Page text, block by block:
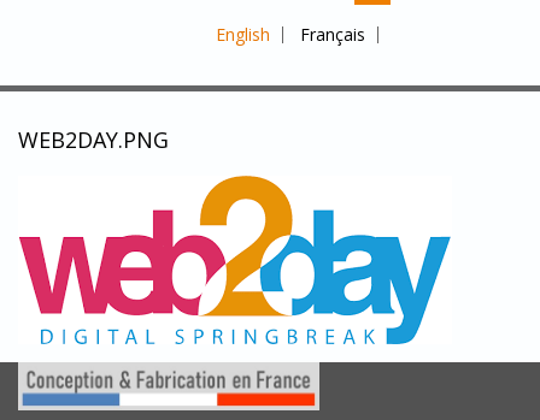
English Français
WEB2DAY.PNG